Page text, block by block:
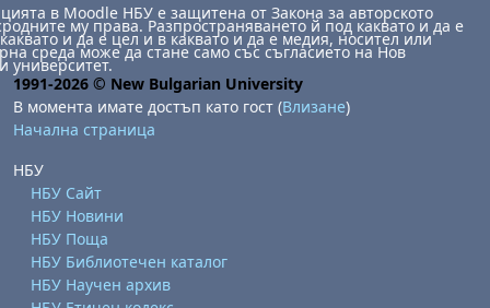
в Moodle НБУ е защитена от Закона за авторското
му права. Разпространяването й под каквато и да е
и да е цел и в каквато и да е медия, носител или
среда може да стане само със съгласието на Нов
университет.
1991-2026 © New Bulgarian University
В момента имате достъп като гост (Влизане)
Начална страница
НБУ
НБУ Сайт
НБУ Новини
НБУ Поща
НБУ Библиотечен каталог
НБУ Научен архив